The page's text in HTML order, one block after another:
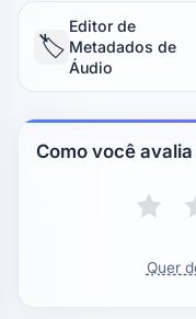
🏷️
Editor de
Metadados de
Áudio
Como você
Quer